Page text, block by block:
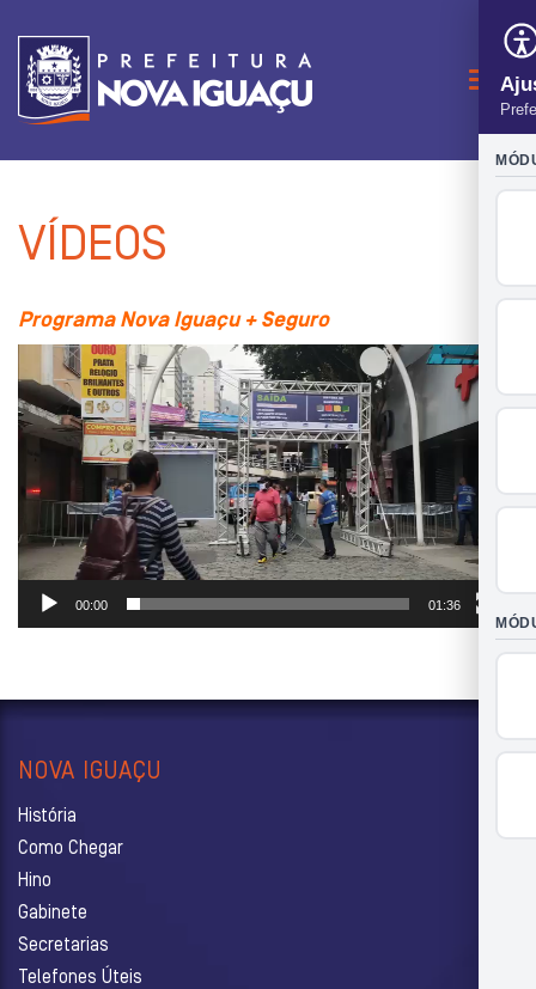
VÍDEOS
Programa Nova Iguaçu + Seguro
Tocador
de
vídeo
00:00 01:36
NOVA IGUAÇU
História
Como Chegar
Hino
Gabinete
Secretarias
Telefones Úteis